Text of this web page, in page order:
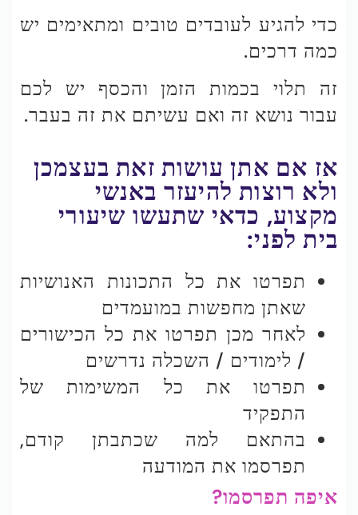
כדי להגיע לעובדים טובים ומתאימים יש
כמה דרכים.
זה תלוי בכמות הזמן והכסף יש לכם
עבור נושא זה ואם עשיתם את זה בעבר.
אז אם אתן עושות זאת בעצמכן
ולא רוצות להיעזר באנשי
מקצוע, כדאי שתעשו שיעורי
בית לפני:
תפרטו את כל התכונות האנושיות
שאתן מחפשות במועמדים
לאחר מכן תפרטו את כל הכישורים
/ לימודים / השכלה נדרשים
תפרטו את כל המשימות של
התפקיד
בהתאם למה שכתבתן קודם,
תפרסמו את המודעה
איפה תפרסמו?